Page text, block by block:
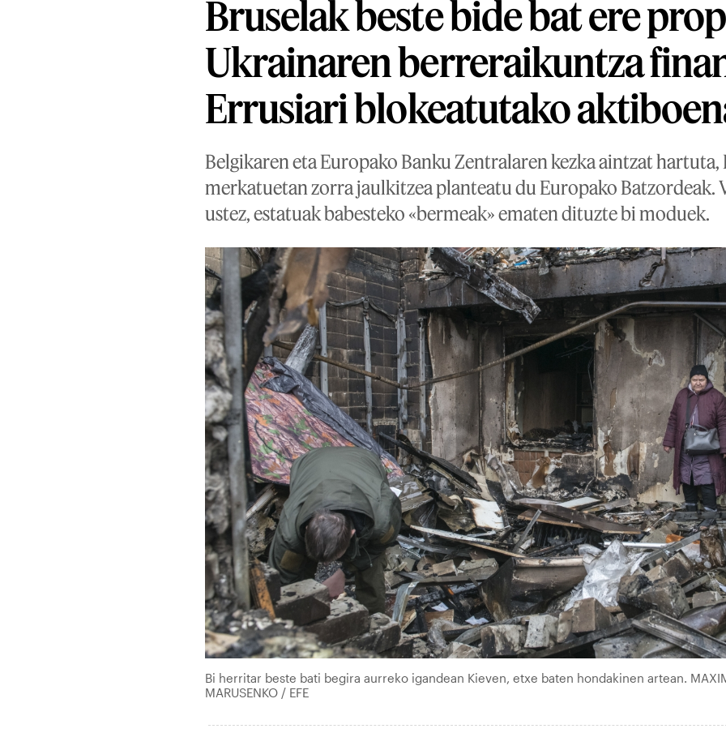
Bruselak beste bide bat ere
Ukrainaren berreraikuntza
Errusiari blokeatutako
Belgikaren eta Europako Banku Zentralaren kezka aintzat
merkatuetan zorra jaulkitzea planteatu du Europako Batzordeak.
ustez, estatuak babesteko «bermeak» ematen dituzte bi moduek.
Bi herritar beste bati begira aurreko igandean Kieven, etxe baten hondakinen artean.
MARUSENKO / EFE